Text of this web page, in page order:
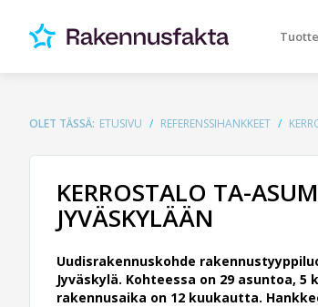
OLET TÄSSÄ: ETUSIVU REFERENSSIHANKKEET
KERROSTALO TA-
JYVÄSKYLÄÄN
Uudisrakennuskohde
Jyväskylä. Kohteessa on 29 asuntoa, 5
rakennusaika on 12 kuukautta.